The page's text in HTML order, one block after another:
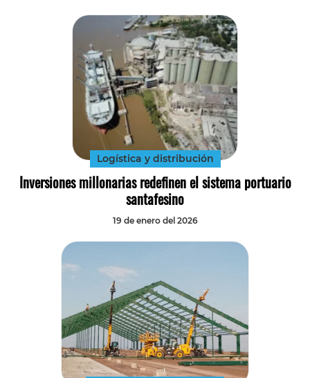
Logística y distribución
Inversiones millonarias redefinen el sistema portuario
santafesino
19 de enero del 2026